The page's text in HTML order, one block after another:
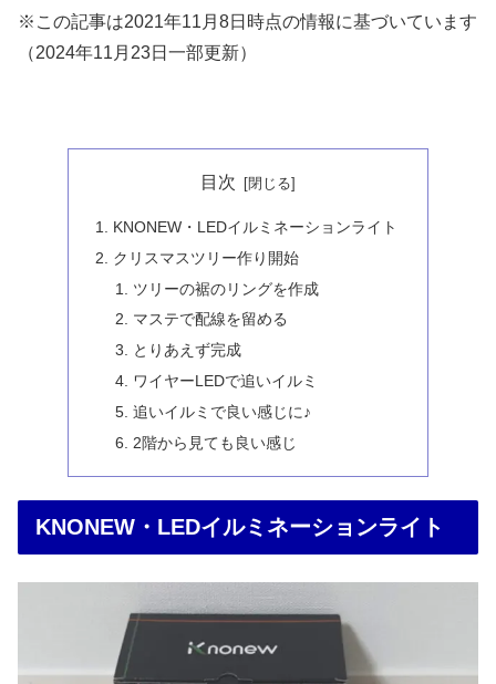
※この記事は2021年11月8日時点の情報に基づいています
（2024年11月23日一部更新）
目次
KNONEW・LEDイルミネーションライト
クリスマスツリー作り開始
ツリーの裾のリングを作成
マステで配線を留める
とりあえず完成
ワイヤーLEDで追いイルミ
追いイルミで良い感じに♪
2階から見ても良い感じ
KNONEW・LEDイルミネーションライト